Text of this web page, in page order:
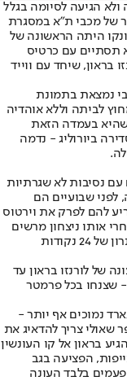
הגיעה לסיומה בגלל
הטובה ביותר של מכבי ת"א במסגרת
היתה הראשונה של
שהיא תסתיים עם כרטיס
בראון, שיחד עם ווייד
נמצאת בתמונת
לביתה וללא אוהדיה
שהיא בעמדה הזאת
הסדירה ביורוליג - נדמה
נסיבות לא שגרתיות
לפני שבועיים הם
הפריע להם לפרק את וירטוס
אחרי אותו ניצחון מרשים
מול האיטלקים, החבורה של עודד קטש איבדה יתרון של 24 נקודות
של לורנזו בראון עד
- שצנחו בכל פרמטר
נמוכים אף יותר -
לשתיים. המספר שאולי צריך להדאיג את
בלבד הגיע בראון אל קו העונשין
הפציעה בגב
שמפריעה לו או בריחה ממגע, הרכז הולך לקו 1.9 פעמים בלבד העונה